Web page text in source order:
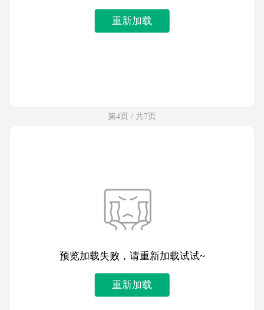
重新加载
第4页 / 共7页
预览加载失败，请重新加载试试~
重新加载